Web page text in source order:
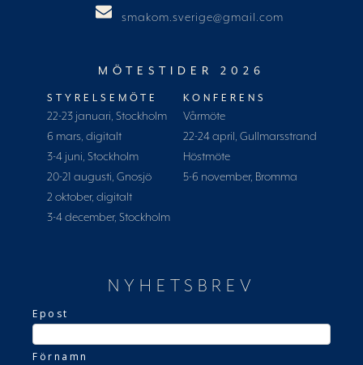
smakom.sverige@gmail.com
MÖTESTIDER 2026
STYRELSEMÖTE
22-23 januari, Stockholm
6 mars, digitalt
3-4 juni, Stockholm
20-21 augusti, Gnosjö
2 oktober, digitalt
3-4 december, Stockholm
KONFERENS
Vårmöte
22-24 april, Gullmarsstrand
Höstmöte
5-6 november, Bromma
NYHETSBREV
Epost
Förnamn